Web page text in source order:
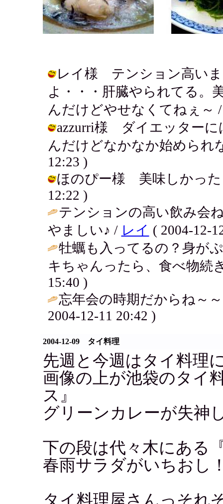
レイ様 テンション高い
よ・・・肝臓やられてる。
んだけどやせなくてねぇ～
azzurri様 ダイエッターに
んだけどなかなか始められ
12:23 )
ほのぴー様 美味しかった
12:22 )
テンションの高い飲み会
やましい♪ / レイ ( 2004-12-
牡蠣も入ってるの？身が
キちゃんったら、食べ物続
15:40 )
忘年会の時期だからね～
2004-12-11 20:42 )
2004-12-09 タイ料理
先週と今週はタイ料理
画像の上が池袋のタイ
ス』
グリーンカレーが失神
下の段は代々木にある
春雨サラダがいちおし
タイ料理屋さんっそれ